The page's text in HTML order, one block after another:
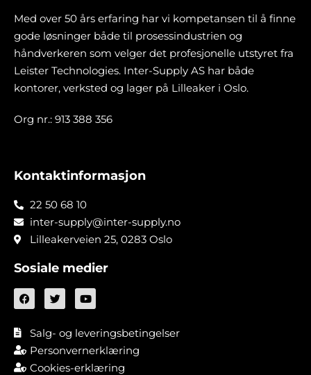
Med over 50 års erfaring har vi kompetansen til å finne
gode løsninger både til prosessindustrien og
håndverkeren som velger det profesjonelle utstyret fra
Leister Technologies. Inter-Supply AS har både
kontorer, verksted og lager på Lilleaker i Oslo.
Org nr.: 913 388 356
Kontaktinformasjon
22 50 68 10
inter-supply@inter-supply.no
Lilleakerveien 25, 0283 Oslo
Sosiale medier
Salg- og leveringsbetingelser
Personvernerklæring
Cookies-erklæring